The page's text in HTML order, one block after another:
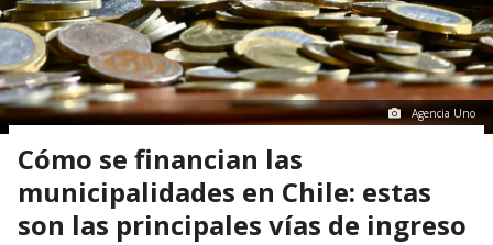
Agencia Uno
Cómo se financian las
municipalidades en Chile: estas
son las principales vías de ingreso